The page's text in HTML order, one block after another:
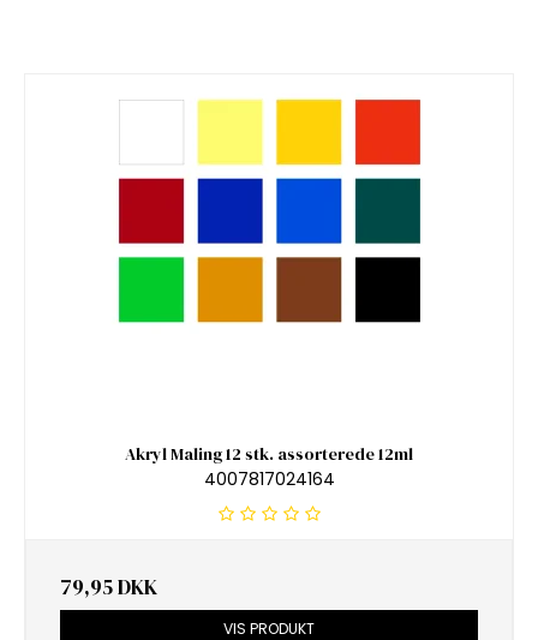
Akryl Maling 12 stk. assorterede 12ml
4007817024164
79,95 DKK
VIS PRODUKT